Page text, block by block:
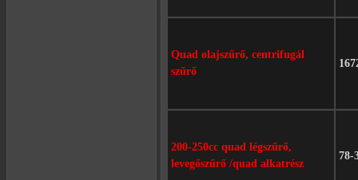
Quad olajszűrő, centrifugál
szűrő
200-250cc quad légszűrő,
levegőszűrő /quad alkatrész
78-